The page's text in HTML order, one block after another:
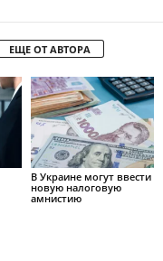
ЕЩЕ ОТ АВТОРА
В Украине могут ввести
новую налоговую
амнистию